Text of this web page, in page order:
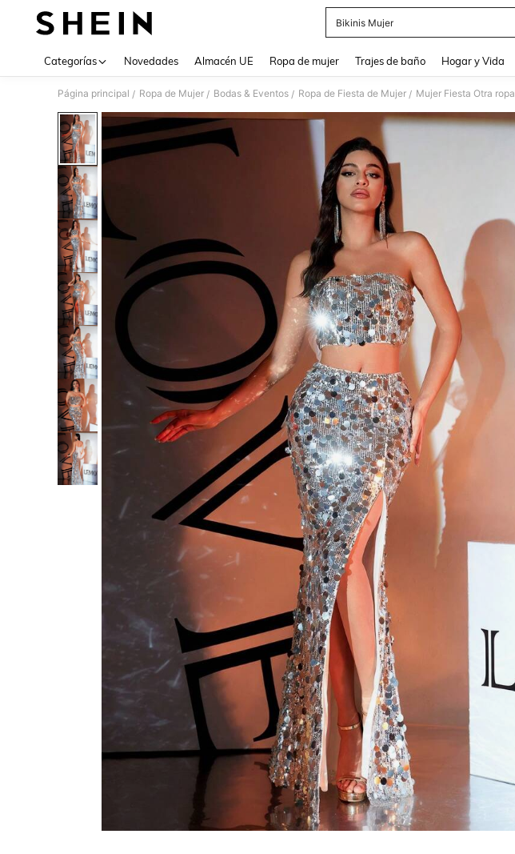
Bikinis Mujer
Categorías Novedades Almacén UE Ropa de mujer Trajes de baño Hogar y Vida
Página principal / Ropa de Mujer / Bodas & Eventos / Ropa de Fiesta de Mujer / Mujer Fiesta Otra ropa